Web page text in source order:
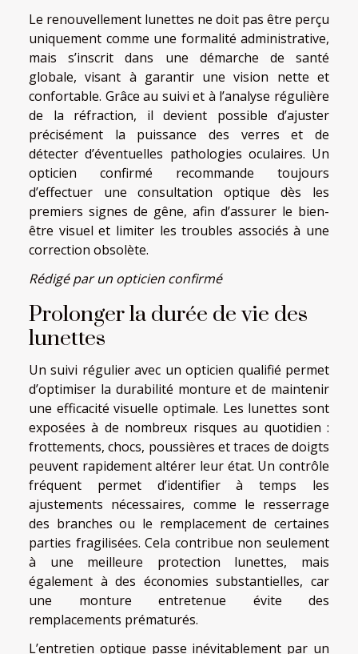
Le renouvellement lunettes ne doit pas être perçu
uniquement comme une formalité administrative,
mais s’inscrit dans une démarche de santé
globale, visant à garantir une vision nette et
confortable. Grâce au suivi et à l’analyse régulière
de la réfraction, il devient possible d’ajuster
précisément la puissance des verres et de
détecter d’éventuelles pathologies oculaires. Un
opticien confirmé recommande toujours
d’effectuer une consultation optique dès les
premiers signes de gêne, afin d’assurer le bien-
être visuel et limiter les troubles associés à une
correction obsolète.
Rédigé par un opticien confirmé
Prolonger la durée de vie des
lunettes
Un suivi régulier avec un opticien qualifié permet
d’optimiser la durabilité monture et de maintenir
une efficacité visuelle optimale. Les lunettes sont
exposées à de nombreux risques au quotidien :
frottements, chocs, poussières et traces de doigts
peuvent rapidement altérer leur état. Un contrôle
fréquent permet d’identifier à temps les
ajustements nécessaires, comme le resserrage
des branches ou le remplacement de certaines
parties fragilisées. Cela contribue non seulement
à une meilleure protection lunettes, mais
également à des économies substantielles, car
une monture entretenue évite des
remplacements prématurés.
L’entretien optique passe inévitablement par un